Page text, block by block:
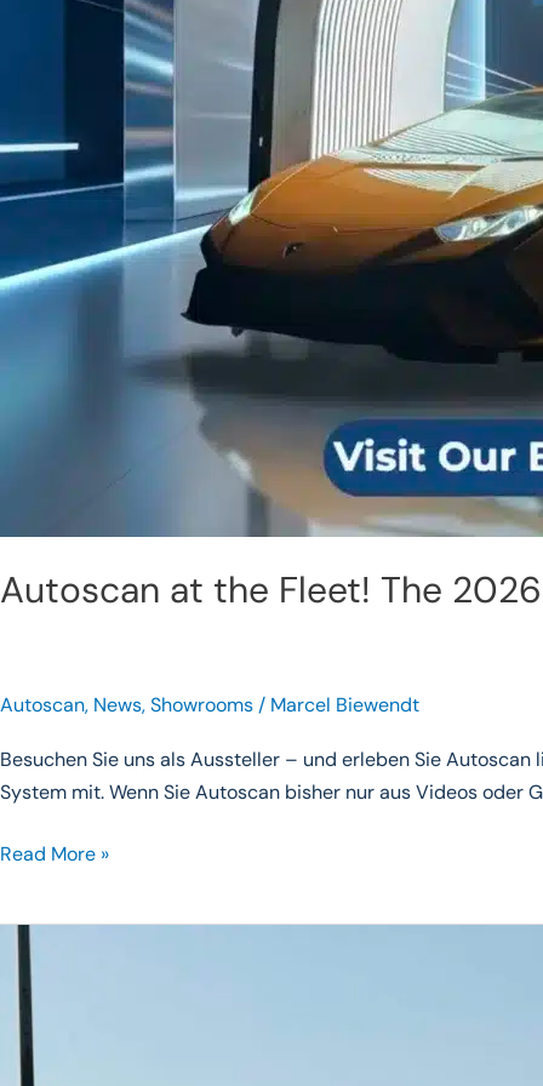
Autoscan at the Fleet! The
Autoscan, News,Showrooms/ Marcel Biewendt
Besuchen Sie uns als Aussteller – und erleben Sie
System mit. Wenn Sie Autoscan bisher nur aus Videos oder
Read More »
AutoScan
Showroom
Now
Open